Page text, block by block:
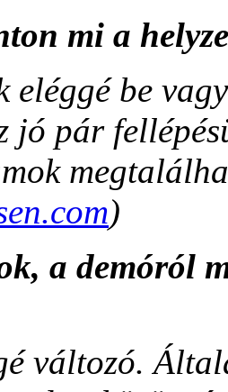
mi a
eléggé be
jó pár
)
a demóról
változó.